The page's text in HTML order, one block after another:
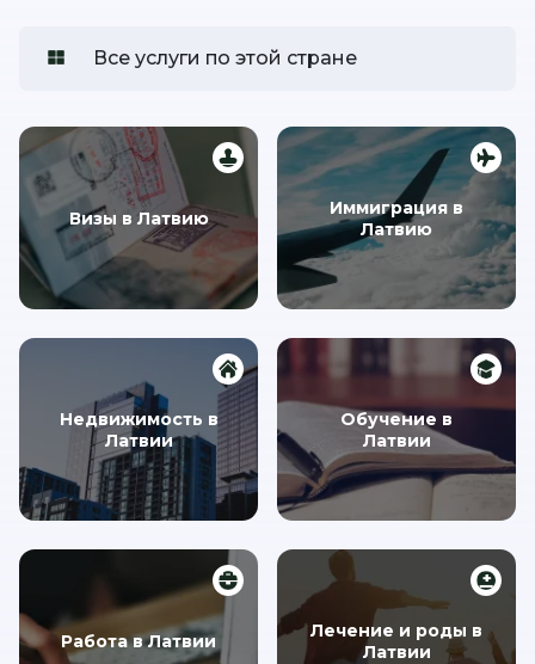
Все услуги по этой стране
Визы в Латвию
Иммиграция в
Латвию
Недвижимость в
Латвии
Обучение в
Латвии
Работа в Латвии
Лечение и роды в
Латвии